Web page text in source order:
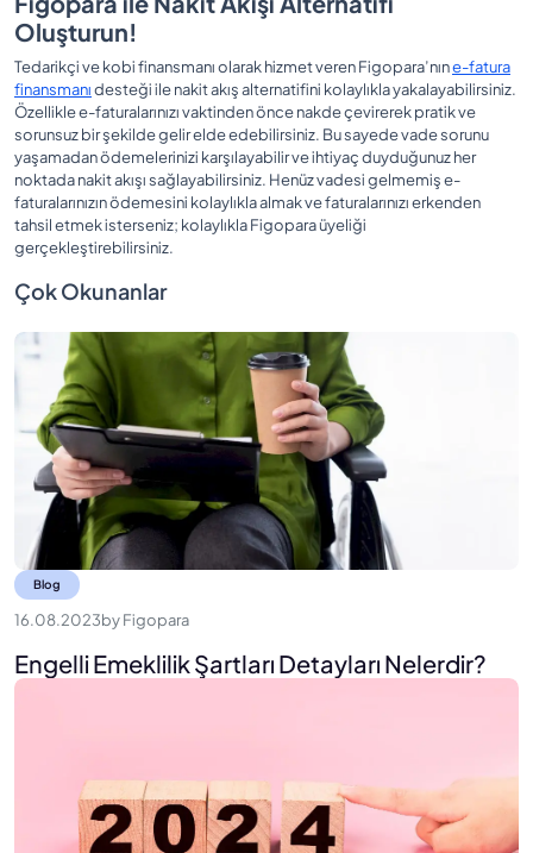
Oluşturun!
Tedarikçi ve kobi finansmanı olarak hizmet veren Figopara’nıne-fatura
finansmanıdesteği ile nakit akış alternatifini kolaylıkla yakalayabilirsiniz.
Özellikle e-faturalarınızı vaktinden önce nakde çevirerek pratik ve
sorunsuz bir şekilde gelir elde edebilirsiniz. Bu sayede vade sorunu
yaşamadan ödemelerinizi karşılayabilir ve ihtiyaç duyduğunuz her
noktada nakit akışı sağlayabilirsiniz. Henüz vadesi gelmemiş e-
faturalarınızın ödemesini kolaylıkla almak ve faturalarınızı erkenden
tahsil etmek isterseniz; kolaylıkla Figopara üyeliği
gerçekleştirebilirsiniz.
Çok Okunanlar
Blog
16.08.2023byFigopara
Engelli Emeklilik Şartları Detayları Nelerdir?